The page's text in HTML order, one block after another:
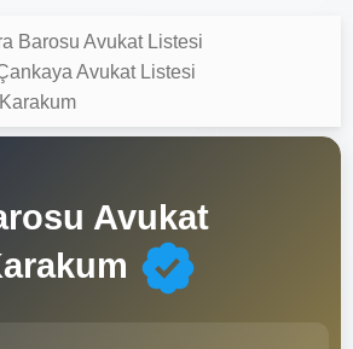
Barosu Avukat Listesi
Avukat Listesi
Avukat